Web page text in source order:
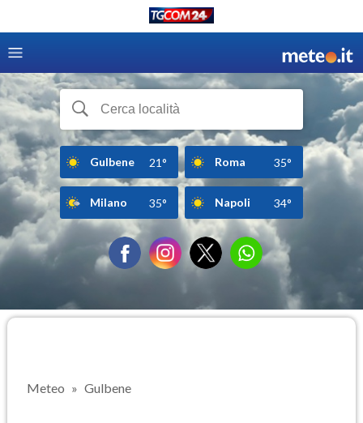
Gulbene 21° Roma 35°
Milano 35° Napoli 34°
Meteo Gulbene